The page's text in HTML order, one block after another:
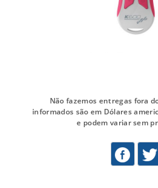
Não fazemos entregas fora
informados são em Dólares
e podem variar sem